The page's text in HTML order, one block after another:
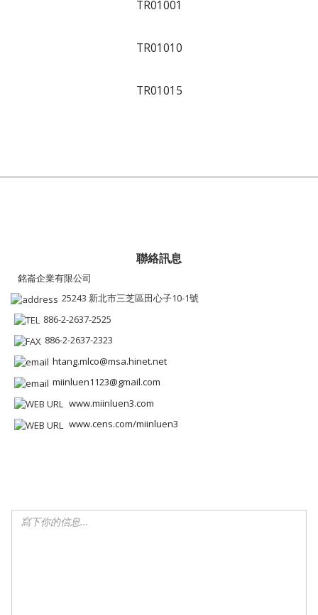
TR01001
TR01010
TR01015
聯絡訊息
銘崙企業有限公司
25243 新北市三芝區田心子10-1號
886-2-2637-2525
886-2-2637-2323
htang.mlco@msa.hinet.net
miinluen1123@gmail.com
www.miinluen3.com
www.cens.com/miinluen3